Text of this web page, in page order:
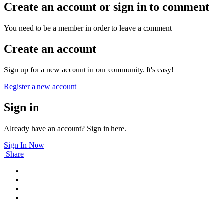
Create an account or sign in to comment
You need to be a member in order to leave a comment
Create an account
Sign up for a new account in our community. It's easy!
Register a new account
Sign in
Already have an account? Sign in here.
Sign In Now
Share